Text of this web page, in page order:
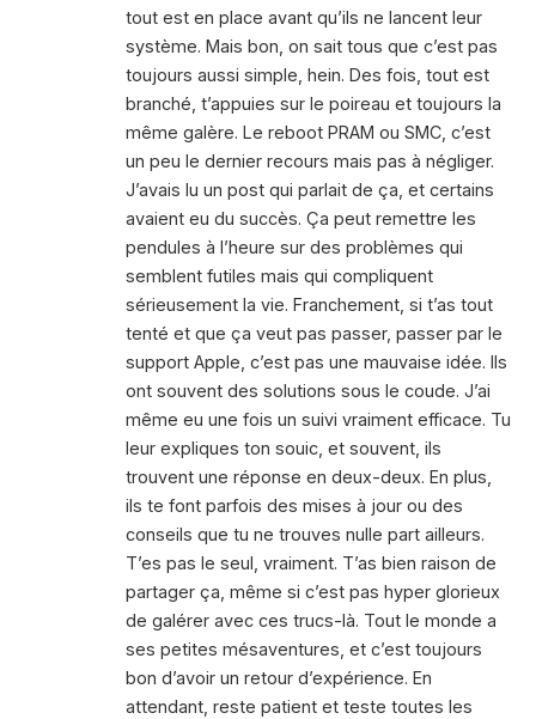
tout est en place avant qu’ils ne lancent leur
système. Mais bon, on sait tous que c’est pas
toujours aussi simple, hein. Des fois, tout est
branché, t’appuies sur le poireau et toujours la
même galère. Le reboot PRAM ou SMC, c’est
un peu le dernier recours mais pas à négliger.
J’avais lu un post qui parlait de ça, et certains
avaient eu du succès. Ça peut remettre les
pendules à l’heure sur des problèmes qui
semblent futiles mais qui compliquent
sérieusement la vie. Franchement, si t’as tout
tenté et que ça veut pas passer, passer par le
support Apple, c’est pas une mauvaise idée. Ils
ont souvent des solutions sous le coude. J’ai
même eu une fois un suivi vraiment efficace. Tu
leur expliques ton souic, et souvent, ils
trouvent une réponse en deux-deux. En plus,
ils te font parfois des mises à jour ou des
conseils que tu ne trouves nulle part ailleurs.
T’es pas le seul, vraiment. T’as bien raison de
partager ça, même si c’est pas hyper glorieux
de galérer avec ces trucs-là. Tout le monde a
ses petites mésaventures, et c’est toujours
bon d’avoir un retour d’expérience. En
attendant, reste patient et teste toutes les